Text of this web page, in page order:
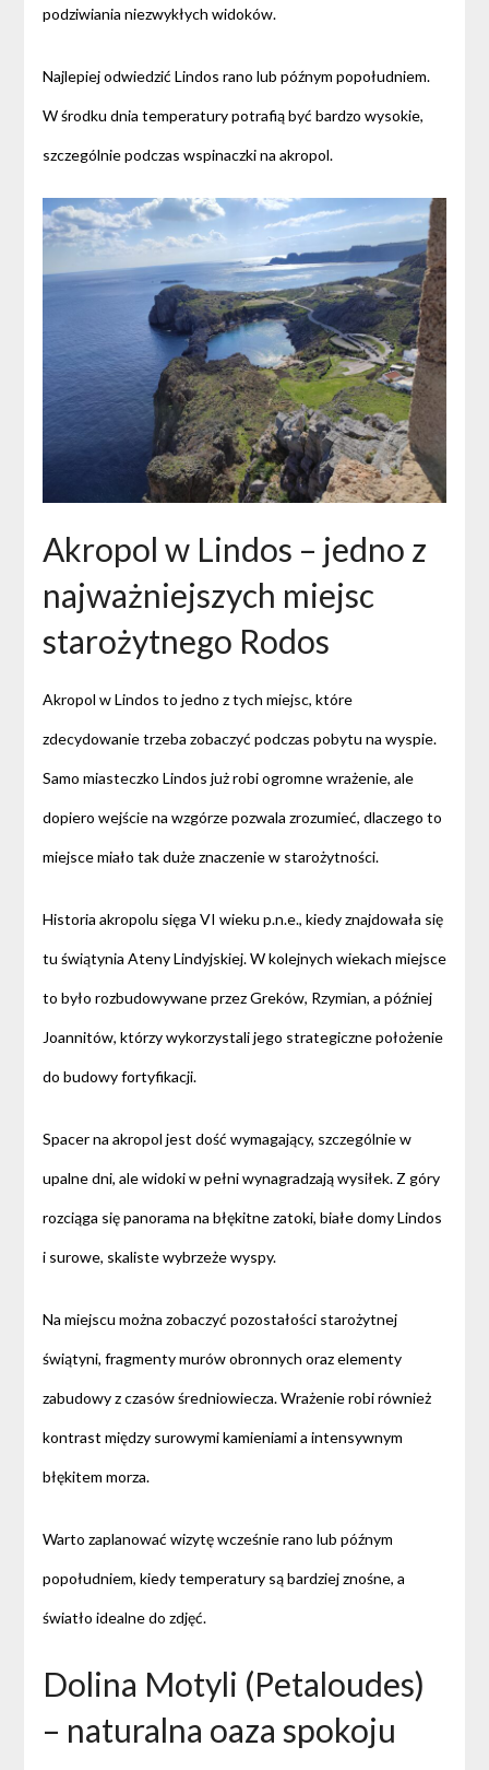
podziwiania niezwykłych widoków.
Najlepiej odwiedzić Lindos rano lub późnym popołudniem.
W środku dnia temperatury potrafią być bardzo wysokie,
szczególnie podczas wspinaczki na akropol.
Akropol w Lindos – jedno z
najważniejszych miejsc
starożytnego Rodos
Akropol w Lindos to jedno z tych miejsc, które
zdecydowanie trzeba zobaczyć podczas pobytu na wyspie.
Samo miasteczko Lindos już robi ogromne wrażenie, ale
dopiero wejście na wzgórze pozwala zrozumieć, dlaczego to
miejsce miało tak duże znaczenie w starożytności.
Historia akropolu sięga VI wieku p.n.e., kiedy znajdowała się
tu świątynia Ateny Lindyjskiej. W kolejnych wiekach miejsce
to było rozbudowywane przez Greków, Rzymian, a później
Joannitów, którzy wykorzystali jego strategiczne położenie
do budowy fortyfikacji.
Spacer na akropol jest dość wymagający, szczególnie w
upalne dni, ale widoki w pełni wynagradzają wysiłek. Z góry
rozciąga się panorama na błękitne zatoki, białe domy Lindos
i surowe, skaliste wybrzeże wyspy.
Na miejscu można zobaczyć pozostałości starożytnej
świątyni, fragmenty murów obronnych oraz elementy
zabudowy z czasów średniowiecza. Wrażenie robi również
kontrast między surowymi kamieniami a intensywnym
błękitem morza.
Warto zaplanować wizytę wcześnie rano lub późnym
popołudniem, kiedy temperatury są bardziej znośne, a
światło idealne do zdjęć.
Dolina Motyli (Petaloudes)
– naturalna oaza spokoju